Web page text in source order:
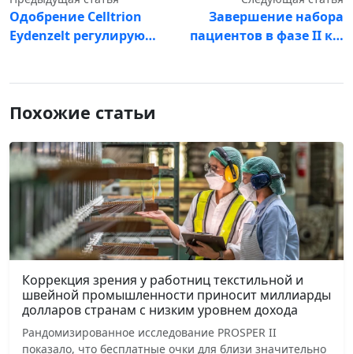
Одобрение Celltrion
Eydenzelt регулирую…
Завершение набора
пациентов в фазе II к…
Похожие статьи
Коррекция зрения у работниц текстильной и
швейной промышленности приносит миллиарды
долларов странам с низким уровнем дохода
Рандомизированное исследование PROSPER II
показало, что бесплатные очки для близи значительно